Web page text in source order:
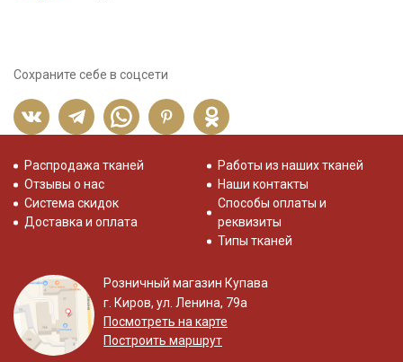
Сохраните себе в соцсети
Распродажа тканей
Отзывы о нас
Система скидок
Доставка и оплата
Работы из наших тканей
Наши контакты
Способы оплаты и
реквизиты
Типы тканей
Розничный магазин Купава
г. Киров, ул. Ленина, 79а
Посмотреть на карте
Построить маршрут